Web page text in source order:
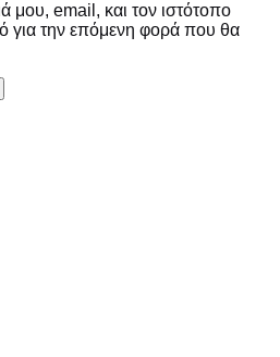
μου, email, και τον ιστότοπο
για την επόμενη φορά που θα